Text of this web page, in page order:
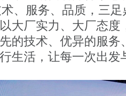
、服务、品质，三
大厂实力、大厂态
的技术、优异的服
生活，让每一次出